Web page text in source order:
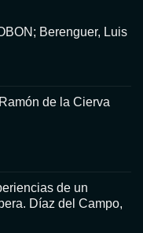
Berenguer, Luis
de la Cierva
de un
Díaz del Campo,